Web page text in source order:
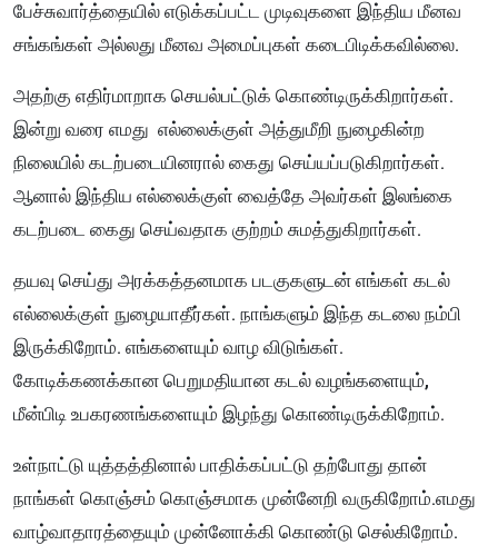
பேச்சுவார்த்தையில் எடுக்கப்பட்ட முடிவுகளை இந்திய மீனவ
சங்கங்கள் அல்லது மீனவ அமைப்புகள் கடைபிடிக்கவில்லை.
அதற்கு எதிர்மாறாக செயல்பட்டுக் கொண்டிருக்கிறார்கள்.
இன்று வரை எமது எல்லைக்குள் அத்துமீறி நுழைகின்ற
நிலையில் கடற்படையினரால் கைது செய்யப்படுகிறார்கள்.
ஆனால் இந்திய எல்லைக்குள் வைத்தே அவர்கள் இலங்கை
கடற்படை கைது செய்வதாக குற்றம் சுமத்துகிறார்கள்.
தயவு செய்து அரக்கத்தனமாக படகுகளுடன் எங்கள் கடல்
எல்லைக்குள் நுழையாதீர்கள். நாங்களும் இந்த கடலை நம்பி
இருக்கிறோம். எங்களையும் வாழ விடுங்கள்.
கோடிக்கணக்கான பெறுமதியான கடல் வழங்களையும்,
மீன்பிடி உபகரணங்களையும் இழந்து கொண்டிருக்கிறோம்.
உள்நாட்டு யுத்தத்தினால் பாதிக்கப்பட்டு தற்போது தான்
நாங்கள் கொஞ்சம் கொஞ்சமாக முன்னேறி வருகிறோம்.எமது
வாழ்வாதாரத்தையும் முன்னோக்கி கொண்டு செல்கிறோம்.